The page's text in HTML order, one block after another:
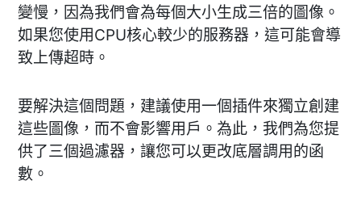
變慢，因為我們會為每個大小生成三倍的圖像。
如果您使用CPU核心較少的服務器，這可能會導
致上傳超時。
要解決這個問題，建議使用一個插件來獨立創建
這些圖像，而不會影響用戶。為此，我們為您提
供了三個過濾器，讓您可以更改底層調用的函
數。